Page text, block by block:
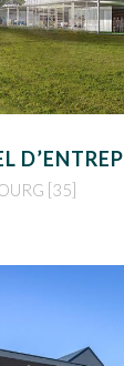
[35]